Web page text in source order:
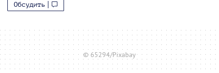
Обсудить
© 65294/Pixabay